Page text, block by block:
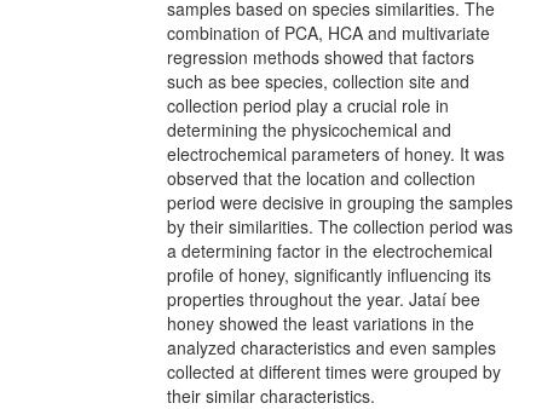
samples based on species similarities. The
combination of PCA, HCA and multivariate
regression methods showed that factors
such as bee species, collection site and
collection period play a crucial role in
determining the physicochemical and
electrochemical parameters of honey. It was
observed that the location and collection
period were decisive in grouping the samples
by their similarities. The collection period was
a determining factor in the electrochemical
profile of honey, significantly influencing its
properties throughout the year. Jataí bee
honey showed the least variations in the
analyzed characteristics and even samples
collected at different times were grouped by
their similar characteristics.